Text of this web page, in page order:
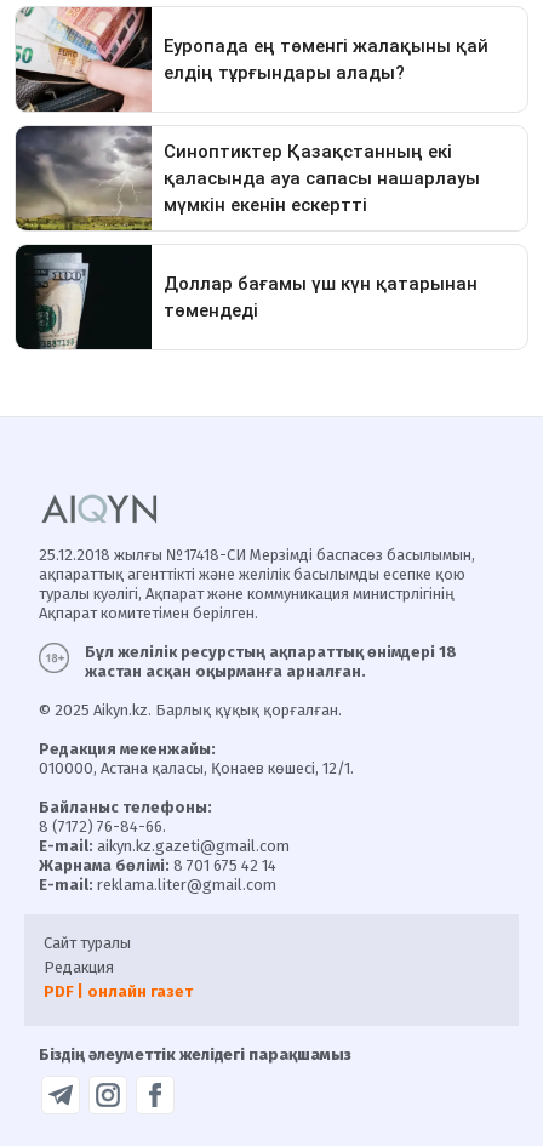
25.12.2018 жылғы №17418-СИ Мерзімді баспасөз басылымын,
ақпараттық агенттікті және желілік басылымды есепке қою
туралы куәлігі, Ақпарат және коммуникация министрлігінің
Ақпарат комитетімен берілген.
Бұл желілік ресурстың ақпараттық өнімдері 18
жастан асқан оқырманға арналған.
© 2025 Aikyn.kz. Барлық құқық қорғалған.
Редакция мекенжайы:
010000, Астана қаласы, Қонаев көшесі, 12/1.
Байланыс телефоны:
8 (7172) 76-84-66.
E-mail: aikyn.kz.gazeti@gmail.com
Жарнама бөлімі: 8 701 675 42 14
E-mail: reklama.liter@gmail.com
Сайт туралы
Редакция
PDF | онлайн газет
Біздің әлеуметтік желідегі парақшамыз